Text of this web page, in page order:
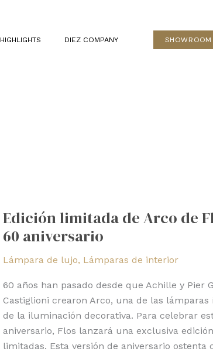
HIGHLIGHTS DIEZ COMPANY SHOWROOM
Edición limitada de Arco de
60 aniversario
Lámpara de lujo, Lámparas de interior
60 años han pasado desde que Achille y Pier
Castiglioni crearon Arco, una de las lámparas
de la iluminación decorativa. Para celebrar
aniversario, Flos lanzará una exclusiva
limitadas. Esta versión de aniversario ostenta
de
Arco
Flos
60
aniversario